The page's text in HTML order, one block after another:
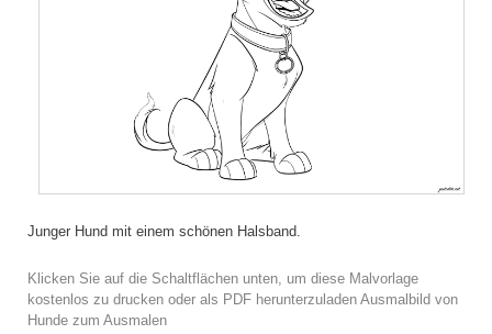
Junger Hund mit einem schönen Halsband.
Klicken Sie auf die Schaltflächen unten, um diese Malvorlage
kostenlos zu drucken oder als PDF herunterzuladen Ausmalbild von
Hunde zum Ausmalen